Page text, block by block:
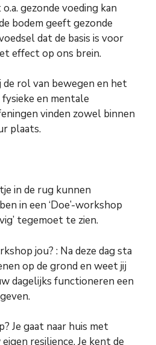
gezonde voeding kan
bodem geeft gezonde
dat de basis is voor
effect op ons brein.
rol van bewegen en het
en mentale
vinden zowel binnen
plaats.
in de rug kunnen
in een ‘Doe’-workshop
tegemoet te zien.
jou? : Na deze dag sta
op de grond en weet jij
dagelijks functioneren een
Je gaat naar huis met
resilience. Je kent de